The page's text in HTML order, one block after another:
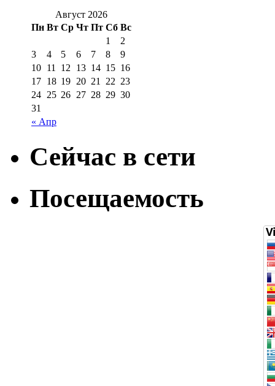
Август 2026
Пн Вт Ср Чт Пт Сб Вс
« Апр
1
2
3
4 5 6 7 8
9
10 11 12 13 14 15 16
17 18 19 20 21 22 23
24 25 26 27 28 29 30
31
Сейчас в сети
Посещаемость